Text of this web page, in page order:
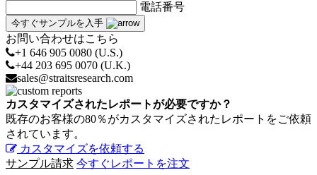
電話番号
今すぐサンプルを入手
お問い合わせはこちら
+1 646 905 0080 (U.S.)
+44 203 695 0070 (U.K.)
sales@straitsresearch.com
カスタマイズされたレポートが必要ですか？
既存のお客様の80％がカスタマイズされたレポートをご依頼
されています。
カスタマイズを依頼する
サンプル請求 今すぐレポートを注文